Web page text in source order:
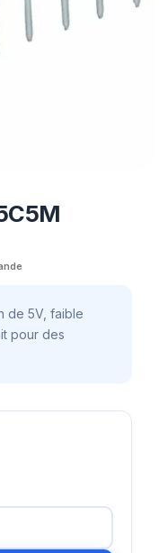
de 5V, faible
pour des